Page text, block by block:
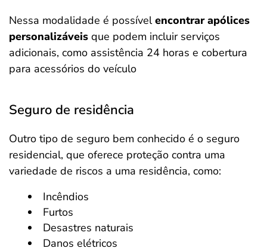
Nessa modalidade é possívelencontrar apólices
personalizáveis que podem incluir serviços
adicionais, como assistência 24 horas e cobertura
para acessórios do veículo​
Seguro de residência
Outro tipo de seguro bem conhecido é o seguro
residencial, que oferece proteção contra uma
variedade de riscos a uma residência, como:
Incêndios
Furtos
Desastres naturais
Danos elétricos